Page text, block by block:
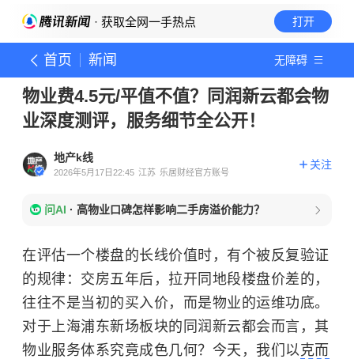
· 获取全网一手热点 打开
首页 新闻 无障碍
物业费4.5元/平值不值？同润新云都会物
业深度测评，服务细节全公开！
地产k线
2026年5月17日22:45 江苏 乐居财经官方账号
关注
问AI · 高物业口碑怎样影响二手房溢价能力？
在评估一个楼盘的长线价值时，有个被反复验证
的规律：交房五年后，拉开同地段楼盘价差的，
往往不是当初的买入价，而是物业的运维功底。
对于上海浦东新场板块的同润新云都会而言，其
物业服务体系究竟成色几何？今天，我们以克而